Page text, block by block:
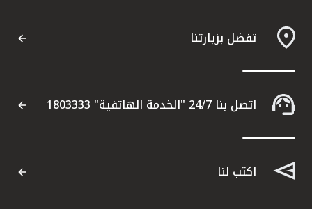
تفضل بزيارتنا
اتصل بنا 24/7 "الخدمة الهاتفية" 1803333
اكتب لنا